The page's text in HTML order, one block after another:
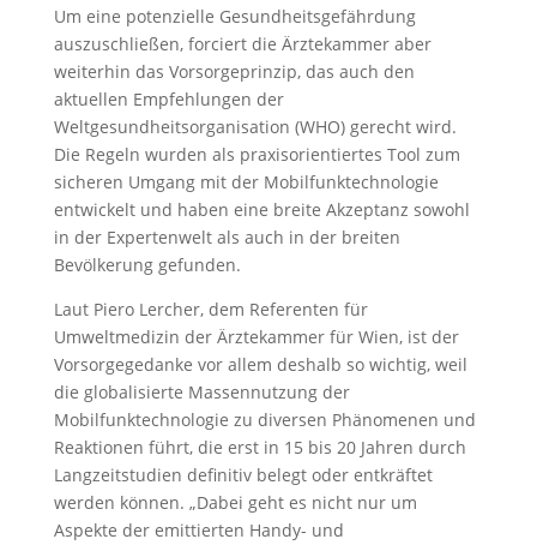
Um eine potenzielle Gesundheitsgefährdung
auszuschließen, forciert die Ärztekammer aber
weiterhin das Vorsorgeprinzip, das auch den
aktuellen Empfehlungen der
Weltgesundheitsorganisation (WHO) gerecht wird.
Die Regeln wurden als praxisorientiertes Tool zum
sicheren Umgang mit der Mobilfunktechnologie
entwickelt und haben eine breite Akzeptanz sowohl
in der Expertenwelt als auch in der breiten
Bevölkerung gefunden.
Laut Piero Lercher, dem Referenten für
Umweltmedizin der Ärztekammer für Wien, ist der
Vorsorgegedanke vor allem deshalb so wichtig, weil
die globalisierte Massennutzung der
Mobilfunktechnologie zu diversen Phänomenen und
Reaktionen führt, die erst in 15 bis 20 Jahren durch
Langzeitstudien definitiv belegt oder entkräftet
werden können. „Dabei geht es nicht nur um
Aspekte der emittierten Handy- und